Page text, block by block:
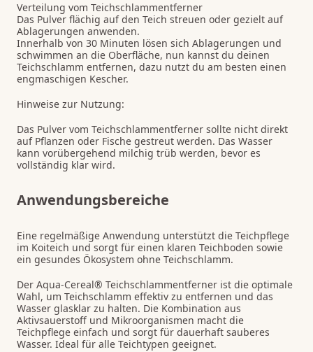
Verteilung vom Teichschlammentferner
Das Pulver flächig auf den Teich streuen oder gezielt auf
Ablagerungen anwenden.
Innerhalb von 30 Minuten lösen sich Ablagerungen und
schwimmen an die Oberfläche, nun kannst du deinen
Teichschlamm entfernen, dazu nutzt du am besten einen
engmaschigen Kescher.
Hinweise zur Nutzung:
Das Pulver vom Teichschlammentferner sollte nicht direkt
auf Pflanzen oder Fische gestreut werden. Das Wasser
kann vorübergehend milchig trüb werden, bevor es
vollständig klar wird.
Anwendungsbereiche
Eine regelmäßige Anwendung unterstützt die Teichpflege
im Koiteich und sorgt für einen klaren Teichboden sowie
ein gesundes Ökosystem ohne Teichschlamm.
Der Aqua-Cereal® Teichschlammentferner ist die optimale
Wahl, um Teichschlamm effektiv zu entfernen und das
Wasser glasklar zu halten. Die Kombination aus
Aktivsauerstoff und Mikroorganismen macht die
Teichpflege einfach und sorgt für dauerhaft sauberes
Wasser. Ideal für alle Teichtypen geeignet.